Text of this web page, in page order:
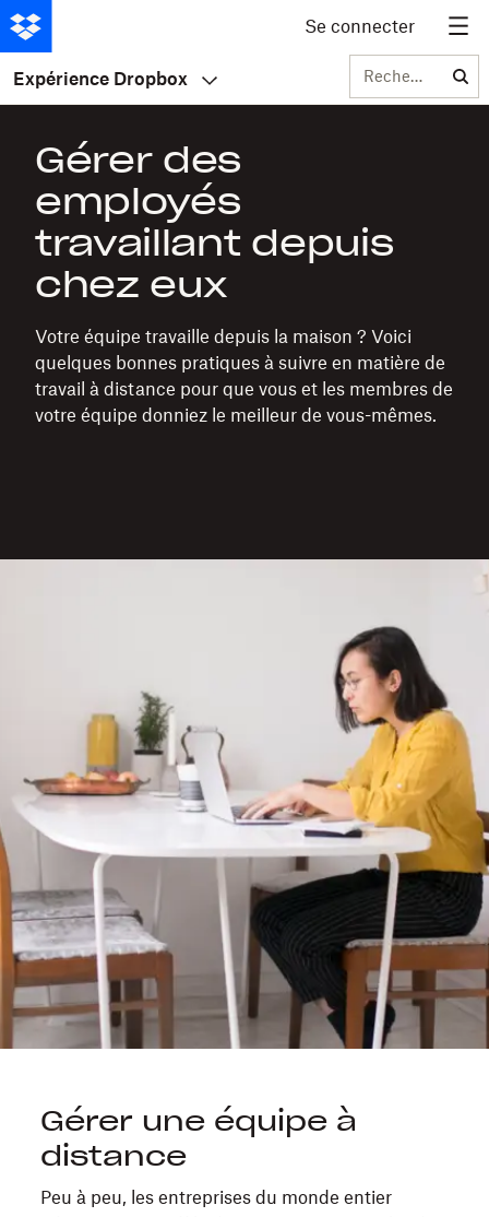
Se connecter
Expérience Dropbox Rechercher
Gérer des
employés
travaillant depuis
chez eux
Votre équipe travaille depuis la maison ? Voici
quelques bonnes pratiques à suivre en matière de
travail à distance pour que vous et les membres de
votre équipe donniez le meilleur de vous-mêmes.
Gérer une équipe à
distance
Peu à peu, les entreprises du monde entier